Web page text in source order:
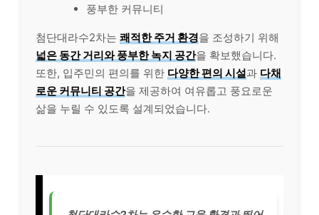
풍부한 커뮤니티
첨단대라수2차는 쾌적한 주거 환경을 조성하기 위해
넓은 동간 거리와 풍부한 녹지 공간을 확보했습니다.
또한, 입주민의 편의를 위한 다양한 편의 시설과 다채
로운 커뮤니티 공간을 제공하여 여유롭고 풍요로운
삶을 누릴 수 있도록 설계되었습니다.